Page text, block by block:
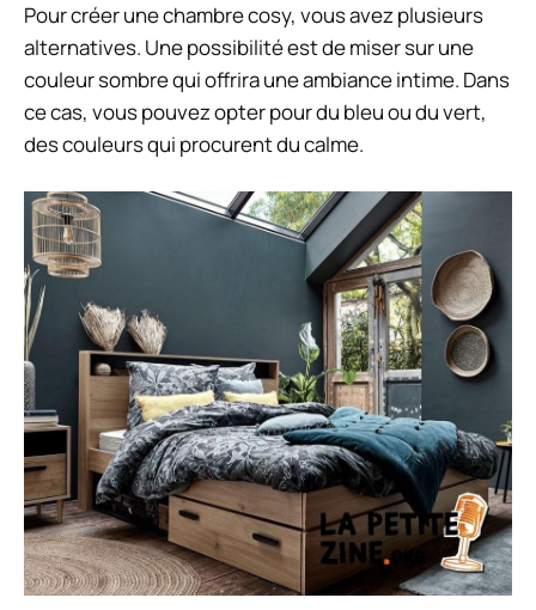
Pour créer une chambre cosy, vous avez plusieurs
alternatives. Une possibilité est de miser sur une
couleur sombre qui offrira une ambiance intime. Dans
ce cas, vous pouvez opter pour du bleu ou du vert,
des couleurs qui procurent du calme.